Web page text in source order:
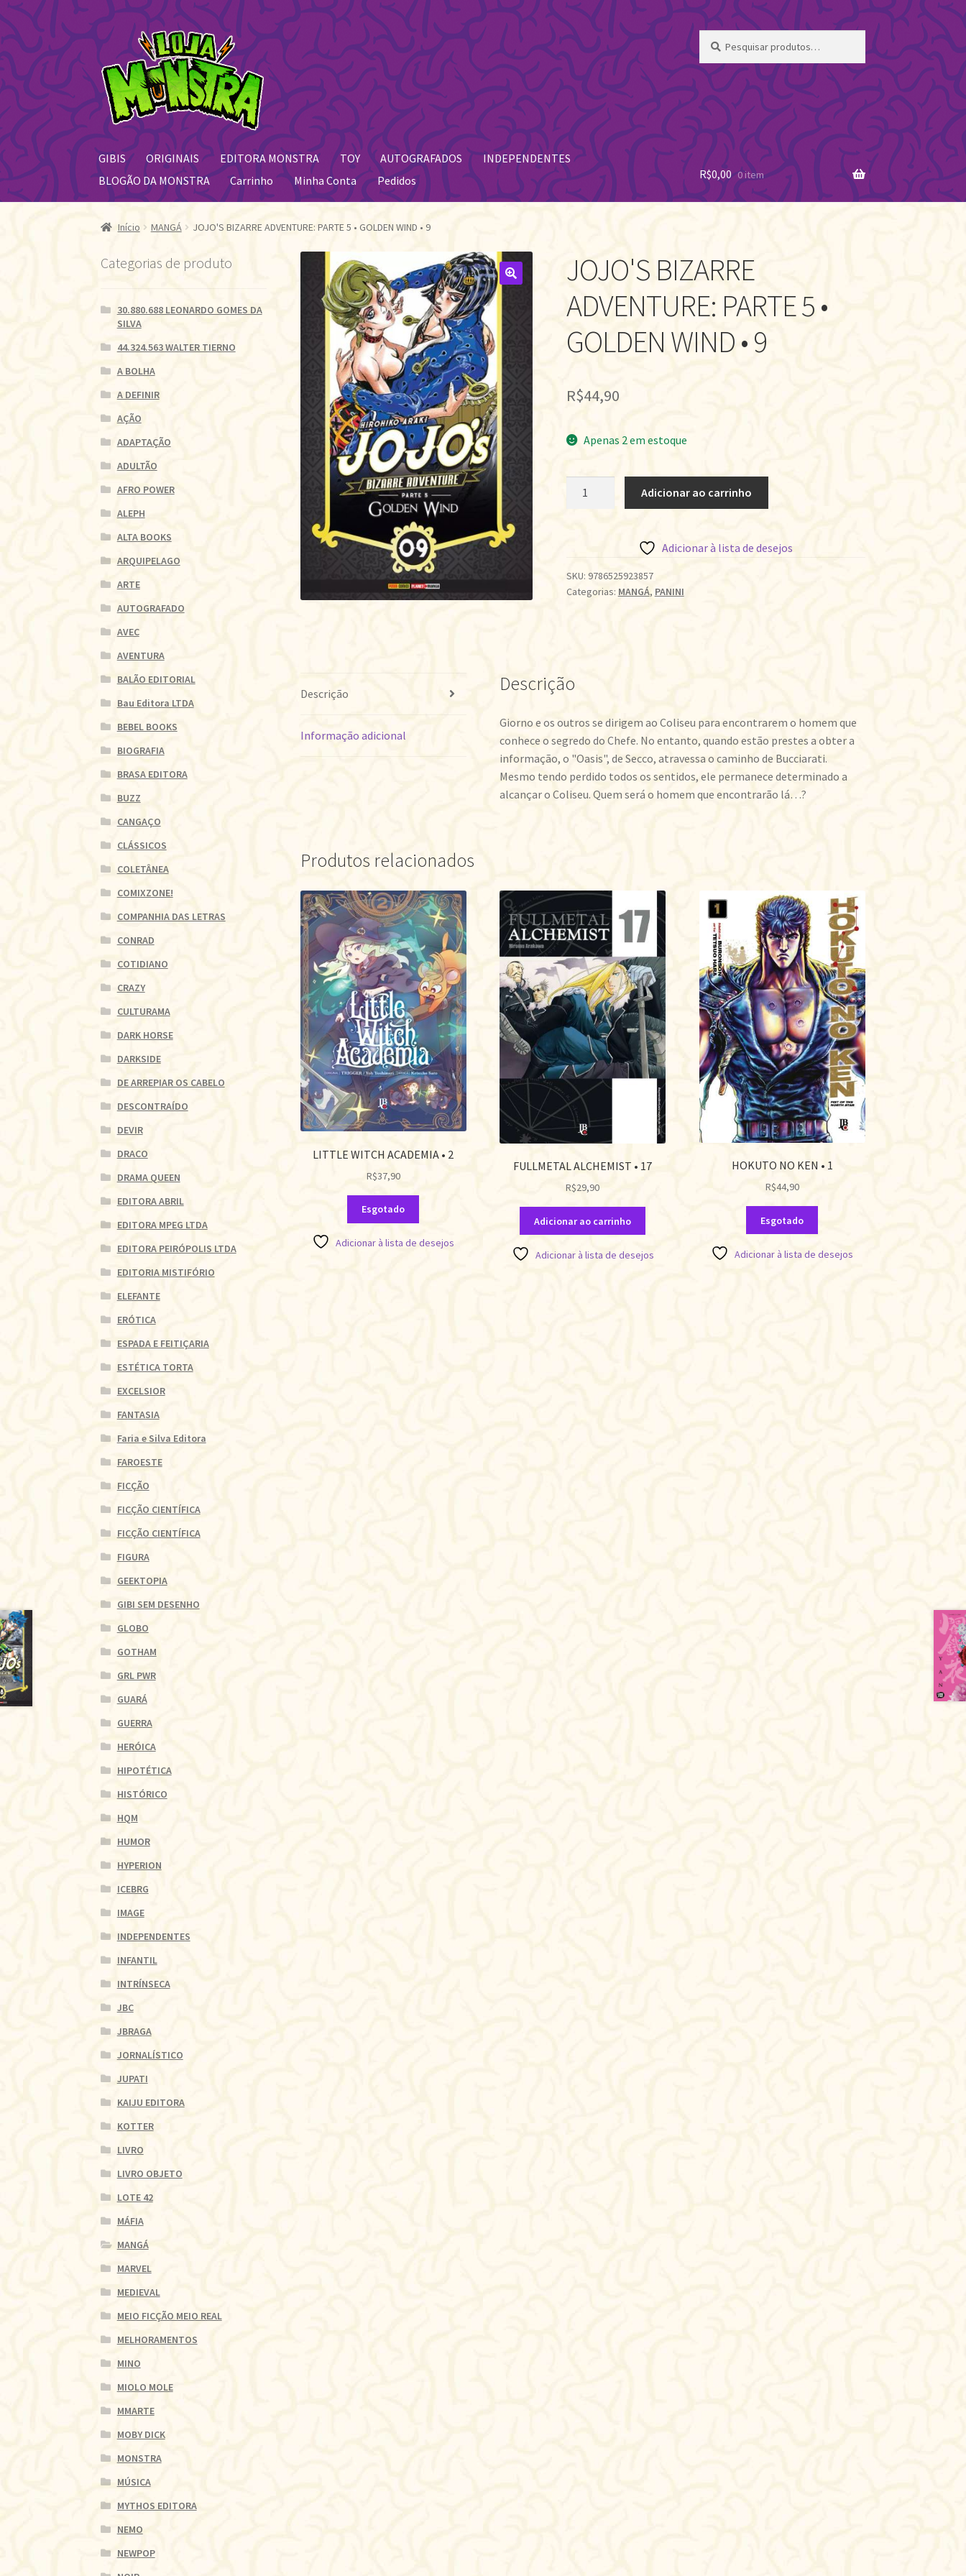
Pular
para
navegação
Pular
para
o
conteúdo
por:
GIBIS ORIGINAIS EDITORA MONSTRA TOY AUTOGRAFADOS
INDEPENDENTES
BLOGÃO DA MONSTRA
Carrinho Minha Conta Pedidos R$0,00 0 item
Início MANGÁ JOJO'S BIZARRE ADVENTURE: PARTE 5 • GOLDEN WIND • 9
JOJO'S BIZARRE
ADVENTURE: PARTE 5 •
GOLDEN WIND • 9
R$44,90
Apenas 2 em estoque
•
GOLDEN
Adicionar ao carrinho
Adicionar à lista de desejos
SKU: 9786525923857
Categorias: MANGÁ, PANINI
Descrição
Informação adicional
Descrição
Giorno e os outros se dirigem ao Coliseu para encontrarem o homem que
conhece o segredo do Chefe. No entanto, quando estão prestes a obter a
informação, o "Oasis", de Secco, atravessa o caminho de Bucciarati.
Mesmo tendo perdido todos os sentidos, ele permanece determinado a
alcançar o Coliseu. Quem será o homem que encontrarão lá…?
Produtos relacionados
LITTLE WITCH ACADEMIA • 2
R$37,90
Esgotado
Adicionar à lista de desejos
FULLMETAL ALCHEMIST • 17
R$29,90
Adicionar ao carrinho
Adicionar à lista de desejos
HOKUTO NO KEN • 1
R$44,90
Esgotado
Adicionar à lista de desejos
Categorias de produto
30.880.688 LEONARDO GOMES DA
SILVA
44.324.563 WALTER TIERNO
A BOLHA
A DEFINIR
AÇÃO
ADAPTAÇÃO
ADULTÃO
AFRO POWER
ALEPH
ALTA BOOKS
ARQUIPELAGO
ARTE
AUTOGRAFADO
AVEC
AVENTURA
BALÃO EDITORIAL
Bau Editora LTDA
BEBEL BOOKS
BIOGRAFIA
BRASA EDITORA
BUZZ
CANGAÇO
CLÁSSICOS
COLETÂNEA
COMIXZONE!
COMPANHIA DAS LETRAS
CONRAD
COTIDIANO
CRAZY
CULTURAMA
DARK HORSE
DARKSIDE
DE ARREPIAR OS CABELO
DESCONTRAÍDO
DEVIR
DRACO
DRAMA QUEEN
EDITORA ABRIL
EDITORA MPEG LTDA
EDITORA PEIRÓPOLIS LTDA
EDITORIA MISTIFÓRIO
ELEFANTE
ERÓTICA
ESPADA E FEITIÇARIA
ESTÉTICA TORTA
EXCELSIOR
FANTASIA
Faria e Silva Editora
FAROESTE
FICÇÃO
FICÇÃO CIENTÍFICA
FICÇÃO CIENTÍFICA
FIGURA
GEEKTOPIA
GIBI SEM DESENHO
GLOBO
GOTHAM
GRL PWR
GUARÁ
GUERRA
HERÓICA
HIPOTÉTICA
HISTÓRICO
HQM
HUMOR
HYPERION
ICEBRG
IMAGE
INDEPENDENTES
INFANTIL
INTRÍNSECA
JBC
JBRAGA
JORNALÍSTICO
JUPATI
KAIJU EDITORA
KOTTER
LIVRO
LIVRO OBJETO
LOTE 42
MÁFIA
MANGÁ
MARVEL
MEDIEVAL
MEIO FICÇÃO MEIO REAL
MELHORAMENTOS
MINO
MIOLO MOLE
MMARTE
MOBY DICK
MONSTRA
MÚSICA
MYTHOS EDITORA
NEMO
NEWPOP